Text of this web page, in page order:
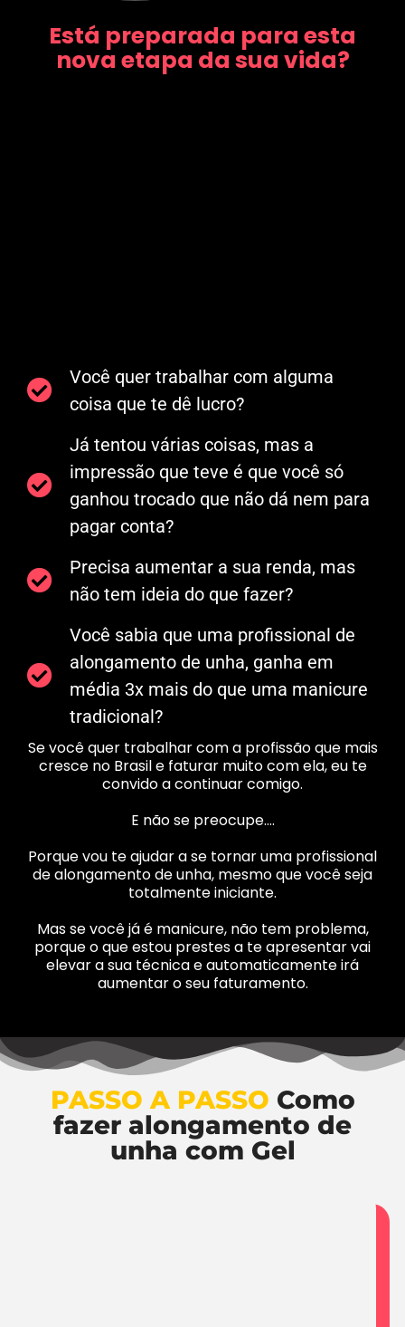
Está preparada para esta
nova etapa da sua vida?
Você quer trabalhar com alguma
coisa que te dê lucro?
Já tentou várias coisas, mas a
impressão que teve é que você só
ganhou trocado que não dá nem para
pagar conta?
Precisa aumentar a sua renda, mas
não tem ideia do que fazer?
Você sabia que uma profissional de
alongamento de unha, ganha em
média 3x mais do que uma manicure
tradicional?
Se você quer trabalhar com a profissão que mais
cresce no Brasil e faturar muito com ela, eu te
convido a continuar comigo.
E não se preocupe….
Porque vou te ajudar a se tornar uma profissional
de alongamento de unha, mesmo que você seja
totalmente iniciante.
Mas se você já é manicure, não tem problema,
porque o que estou prestes a te apresentar vai
elevar a sua técnica e automaticamente irá
aumentar o seu faturamento.
PASSO A PASSO Como
fazer alongamento de
unha com Gel